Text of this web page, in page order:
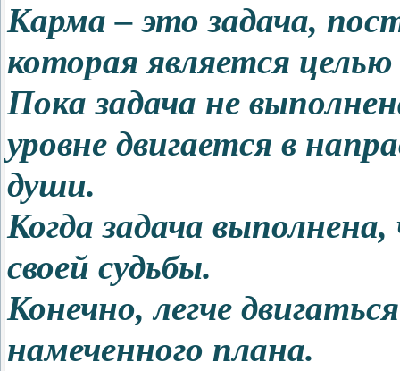
Карма – это задача,
которая является
Пока задача не
уровне двигается в
души.
Когда задача
своей судьбы.
Конечно, легче
намеченного плана.